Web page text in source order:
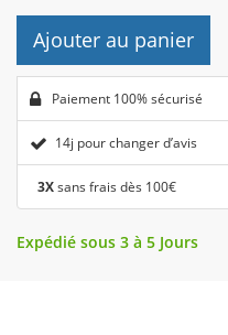
Ajouter au panier
Paiement 100% sécurisé
14j pour changer d’avis
3Xsans frais dès 100€
Expédié sous 3 à 5 Jours